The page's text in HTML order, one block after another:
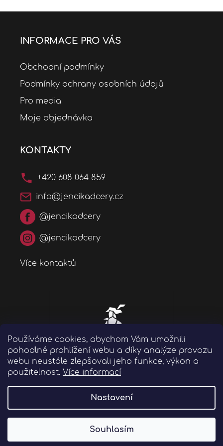
Používáme cookies, abychom Vám umožnili
pohodlné prohlížení webu a díky analýze provozu
webu neustále zlepšovali jeho funkce, výkon a
použitelnost. Více informací
Nastavení
Souhlasím
s
INFORMACE PRO VÁS
Obchodní podmínky
Podmínky ochrany osobních údajů
Pro media
Moje objednávka
KONTAKTY
+420 608 064 859
info@jencikadcery.cz
@jencikadcery
@jencikadcery
Více kontaktů
Likérka Jenčík a dcery
práva vyhrazena.